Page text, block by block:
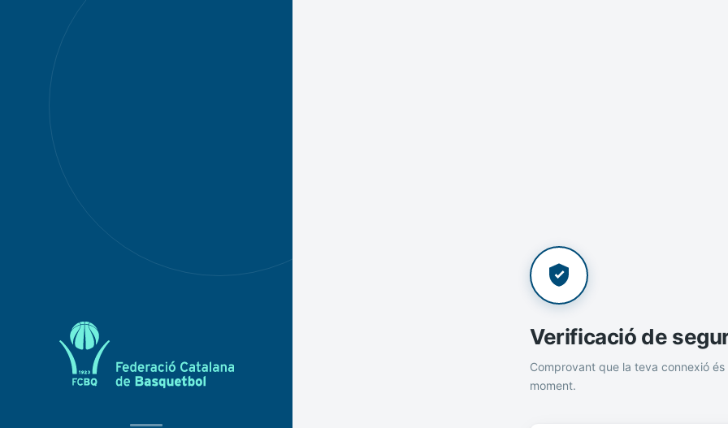
Verificació de
Comprovant que la teva connexió és
moment.